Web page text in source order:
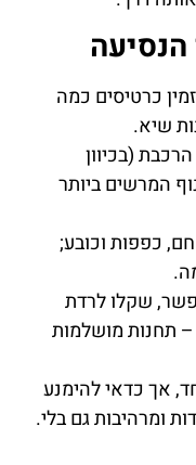
כרטיסים כמה
שיא.
(בכיוון
המרשים ביותר
כפפות וכובע;
שקלו לרדת
– תחנות מושלמות
אך כדאי להימנע
ומרהיבות גם בלי.